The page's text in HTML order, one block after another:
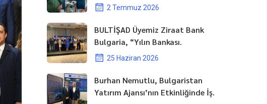
2 Temmuz 2026
BULTİŞAD Üyemiz Ziraat Bank
Bulgaria, “Yılın Bankası.
25 Haziran 2026
Burhan Nemutlu, Bulgaristan
Yatırım Ajansı’nın Etkinliğinde İş.